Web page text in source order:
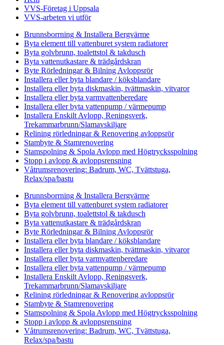
VVS-Företag i Uppsala
VVS-arbeten vi utför
Brunnsborrning & Installera Bergvärme
Byta element till vattenburet system radiatorer
Byta golvbrunn, toalettstol & takdusch
Byta vattenutkastare & trädgårdskran
Byte Rörledningar & Bilning Avloppsrör
Installera eller byta blandare / köksblandare
Installera eller byta diskmaskin, tvättmaskin, vitvaror
Installera eller byta varmvattenberedare
Installera eller byta vattenpump / värmepump
Installera Enskilt Avlopp, Reningsverk,
Trekammarbrunn/Slamavskiljare
Relining rörledningar & Renovering avloppsrör
Stambyte & Stamrenovering
Stamspolning & Spola Avlopp med Högtrycksspolning
Stopp i avlopp & avloppsrensning
Våtrumsrenovering: Badrum, WC, Tvättstuga,
Relax/spa/bastu
Brunnsborrning & Installera Bergvärme
Byta element till vattenburet system radiatorer
Byta golvbrunn, toalettstol & takdusch
Byta vattenutkastare & trädgårdskran
Byte Rörledningar & Bilning Avloppsrör
Installera eller byta blandare / köksblandare
Installera eller byta diskmaskin, tvättmaskin, vitvaror
Installera eller byta varmvattenberedare
Installera eller byta vattenpump / värmepump
Installera Enskilt Avlopp, Reningsverk,
Trekammarbrunn/Slamavskiljare
Relining rörledningar & Renovering avloppsrör
Stambyte & Stamrenovering
Stamspolning & Spola Avlopp med Högtrycksspolning
Stopp i avlopp & avloppsrensning
Våtrumsrenovering: Badrum, WC, Tvättstuga,
Relax/spa/bastu